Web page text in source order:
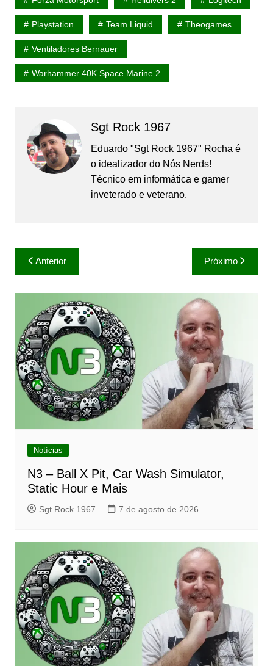
Playstation Team Liquid Theogames
Ventiladores Bernauer
Warhammer 40K Space Marine 2
Sgt Rock 1967
Eduardo "Sgt Rock 1967" Rocha é
o idealizador do Nós Nerds!
Técnico em informática e gamer
inveterado e veterano.
Navegação
de
Post
Anterior Próximo
Notícias
N3 – Ball X Pit, Car Wash Simulator,
Static Hour e Mais
Sgt Rock 1967 7 de agosto de 2026